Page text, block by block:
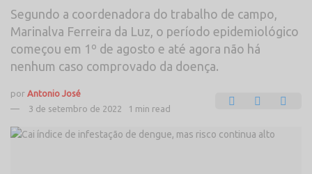
Segundo a coordenadora do trabalho de campo,
Marinalva Ferreira da Luz, o período epidemiológico
começou em 1º de agosto e até agora não há
nenhum caso comprovado da doença.
por Antonio José
3 de setembro de 2022
1 min read